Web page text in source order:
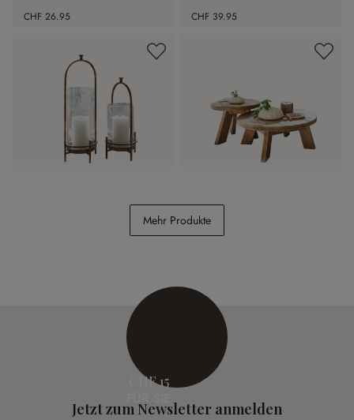
CHF 26.95 CHF 39.95
Windlicht 2er Set Aquivar Couchtisch 2er Set Oteley
Mehr Produkte
CHF 15
Jetzt zum Newsletter anmelden